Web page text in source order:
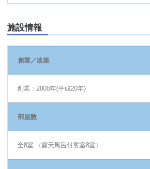
施設情報
創業／改築
創業：2008年(平成20年)
部屋数
全8室 （露天風呂付客室8室）